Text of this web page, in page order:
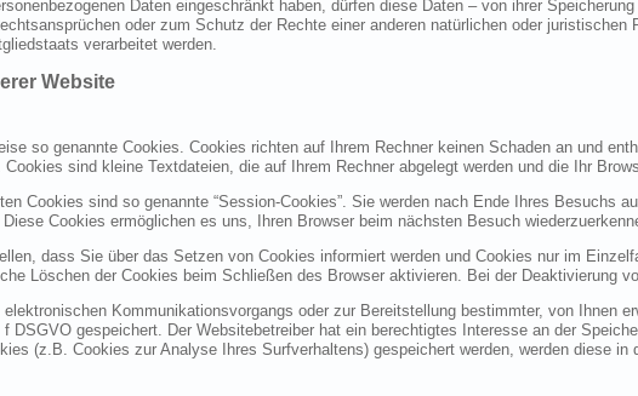
Daten eingeschränkt haben, dürfen diese Daten – von ihrer
oder zum Schutz der Rechte einer anderen natürlichen oder
verarbeitet werden.
Website
so genannte Cookies. Cookies richten auf Ihrem Rechner keinen Schaden an und
sind kleine Textdateien, die auf Ihrem Rechner abgelegt werden und die Ihr
Cookies sind so genannte “Session-Cookies”. Sie werden nach Ende Ihres Besuchs
Cookies ermöglichen es uns, Ihren Browser beim nächsten Besuch
dass Sie über das Setzen von Cookies informiert werden und Cookies nur im
Löschen der Cookies beim Schließen des Browser aktivieren. Bei der Deaktivierung
Kommunikationsvorgangs oder zur Bereitstellung bestimmter, von Ihnen
DSGVO gespeichert. Der Websitebetreiber hat ein berechtigtes Interesse an der
(z.B. Cookies zur Analyse Ihres Surfverhaltens) gespeichert werden, werden diese in